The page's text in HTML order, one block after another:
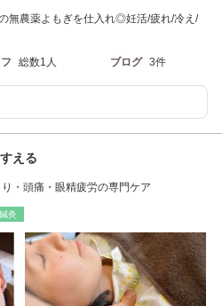
無農薬よもぎを仕入れ◎妊活/疲れ/冷え/
総数1人 ブログ 3件
える
・頭痛・眼精疲労の専門ケア
鍼灸